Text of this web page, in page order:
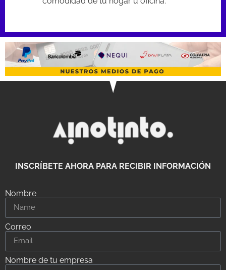
INSCRÍBETE AHORA PARA RECIBIR INFORMACIÓN
Nombre
Correo
Nombre de tu empresa